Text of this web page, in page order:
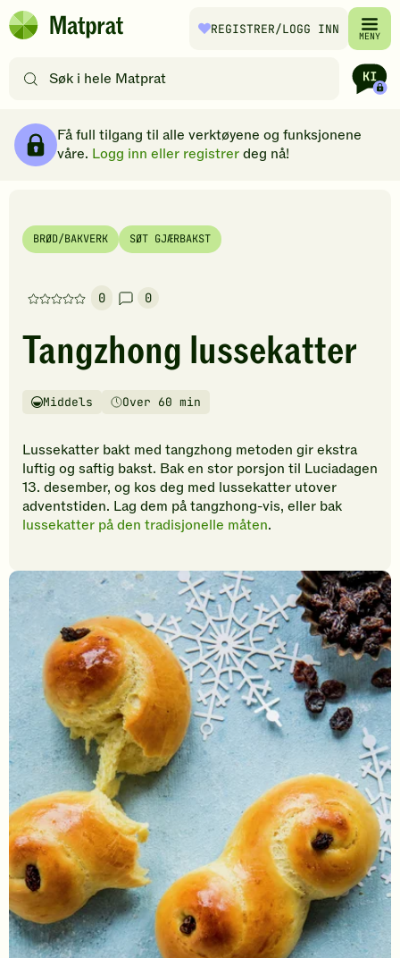
Hopp til hovedinnhold
Matprat
REGISTRER/LOGG INN MENY
etter
filtre
Få full tilgang til alle verktøyene og funksjonene
våre. Logg inn eller registrerdeg nå!
BRØD/BAKVERK SØT GJÆRBAKST
0
Denne
har
foreløpig
vurderinger.
den
første
til
å
vurdere
0
Tangzhong lussekatter
Vanskelighetsgrad
Middels
TilberedningstidOver 60 min
Lussekatter bakt med tangzhong metoden gir ekstra
luftig og saftig bakst. Bak en stor porsjon til Luciadagen
13. desember, og kos deg med lussekatter utover
adventstiden. Lag dem på tangzhong-vis, eller bak
lussekatter på den tradisjonelle måten.